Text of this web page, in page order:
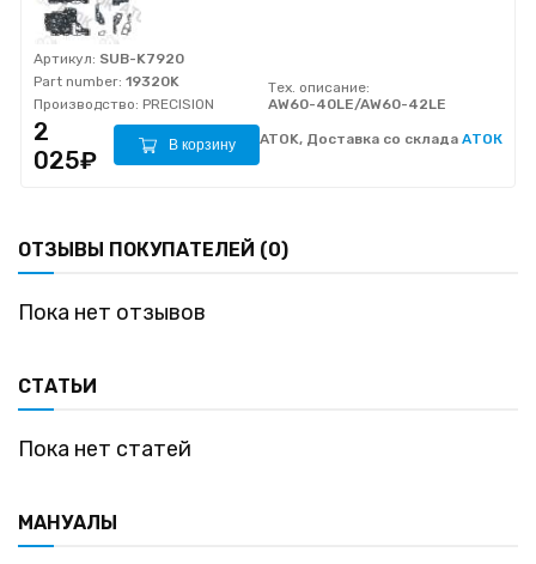
Артикул: SUB-K7920
Part number: 19320K
Производство: PRECISION
Тех. описание:
AW60-40LE/AW60-42LE
2
025₽
В корзину ATOK, Доставка со склада АТОК
ОТЗЫВЫ ПОКУПАТЕЛЕЙ (0)
Пока нет отзывов
СТАТЬИ
Пока нет статей
МАНУАЛЫ